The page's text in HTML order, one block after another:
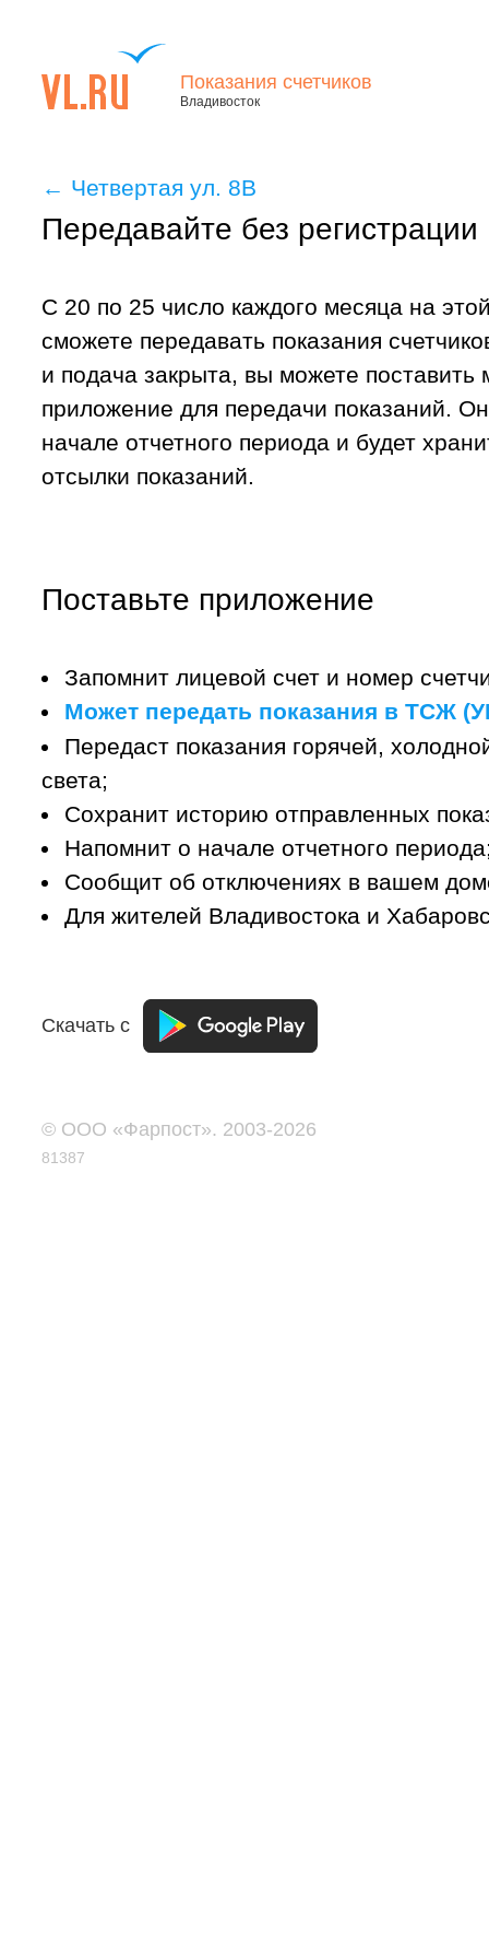
Показания счетчиков
Владивосток
← Четвертая ул. 8В
Передавайте без регистрации
С 20 по 25 число каждого месяца на
сможете передавать показания
и подача закрыта, вы можете поставить
приложение для передачи показаний.
начале отчетного периода и будет
отсылки показаний.
Поставьте приложение
Запомнит лицевой счет и номер
Может передать показания в ТСЖ
Передаст показания горячей,
света;
Сохранит историю отправленных
Напомнит о начале отчетного
Сообщит об отключениях в вашем
Для жителей Владивостока и
Скачать с
© ООО «Фарпост». 2003-2026
81387